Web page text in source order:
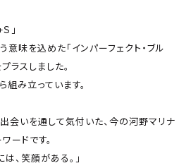
」
味を込めた「インパーフェクト・ブル
ラスしました。
組み立っています。
会いを通して気付いた、今の河野マリナ
ードです。
、笑顔がある。」